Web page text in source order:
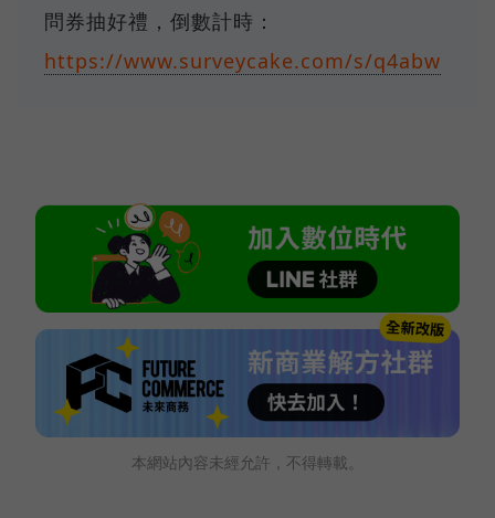
問券抽好禮，倒數計時：
https://www.surveycake.com/s/q4abw
本網站內容未經允許，不得轉載。